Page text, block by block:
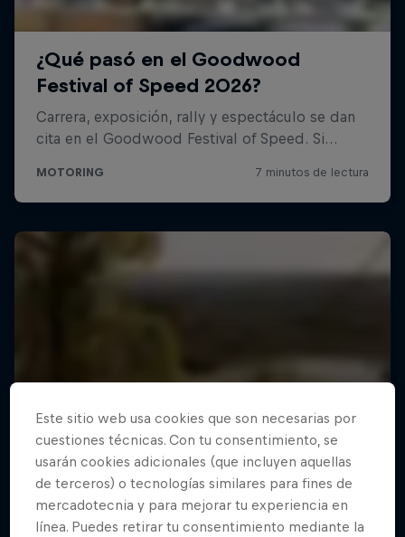
Este sitio web usa cookies que son necesarias por
cuestiones técnicas. Con tu consentimiento, se
usarán cookies adicionales (que incluyen aquellas
de terceros) o tecnologías similares para fines de
mercadotecnia y para mejorar tu experiencia en
línea. Puedes retirar tu consentimiento mediante la